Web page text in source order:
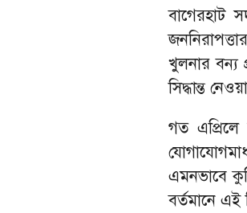
বাগেরহাট
খুলনার বন্য
সিদ্ধান্ত
গত এপ্রিলে
এমনভাবে
বর্তমানে